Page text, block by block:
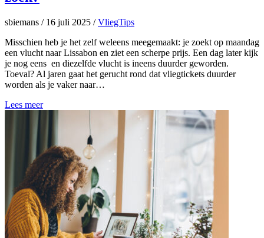
sbiemans /16 juli 2025 / VliegTips
Misschien heb je het zelf weleens meegemaakt: je zoekt op maandag
een vlucht naar Lissabon en ziet een scherpe prijs. Een dag later kijk
je nog eens en diezelfde vlucht is ineens duurder geworden.
Toeval? Al jaren gaat het gerucht rond dat vliegtickets duurder
worden als je vaker naar…
Lees meer